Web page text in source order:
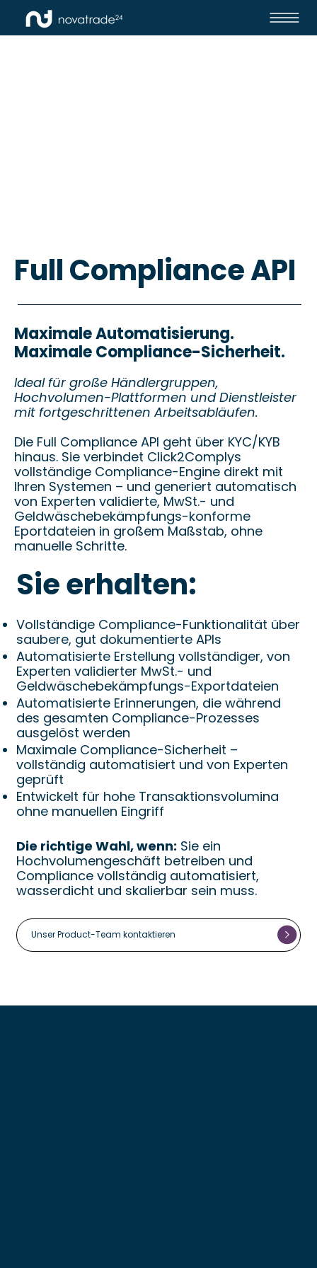
Full Compliance API
Maximale Automatisierung.
Maximale Compliance-Sicherheit.
Ideal für große Händlergruppen,
Hochvolumen-Plattformen und Dienstleister
mit fortgeschrittenen Arbeitsabläufen.
Die Full Compliance API geht über KYC/KYB
hinaus. Sie verbindet Click2Complys
vollständige Compliance-Engine direkt mit
Ihren Systemen – und generiert automatisch
von Experten validierte, MwSt.- und
Geldwäschebekämpfungs-konforme
Eportdateien in großem Maßstab, ohne
manuelle Schritte.
Sie erhalten:
Vollständige Compliance-Funktionalität über
saubere, gut dokumentierte APIs
Automatisierte Erstellung vollständiger, von
Experten validierter MwSt.- und
Geldwäschebekämpfungs-Exportdateien
Automatisierte Erinnerungen, die während
des gesamten Compliance-Prozesses
ausgelöst werden
Maximale Compliance-Sicherheit –
vollständig automatisiert und von Experten
geprüft
Entwickelt für hohe Transaktionsvolumina
ohne manuellen Eingriff
Die richtige Wahl, wenn: Sie ein
Hochvolumengeschäft betreiben und
Compliance vollständig automatisiert,
wasserdicht und skalierbar sein muss.
Unser Product-Team kontaktieren